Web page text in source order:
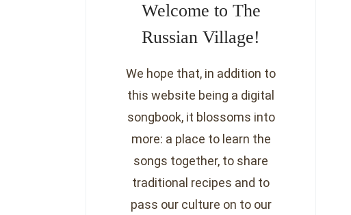
Welcome to The
Russian Village!
We hope that, in addition to
this website being a digital
songbook, it blossoms into
more: a place to learn the
songs together, to share
traditional recipes and to
pass our culture on to our